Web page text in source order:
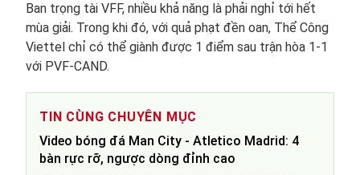
Ban trọng tài VFF, nhiều khả năng là phải nghỉ tới hết
mùa giải. Trong khi đó, với quả phạt đền oan, Thể Công
Viettel chỉ có thể giành được 1 điểm sau trận hòa 1-1
với PVF-CAND.
TIN CÙNG CHUYÊN MỤC
Video bóng đá Man City - Atletico Madrid: 4
bàn rực rỡ, ngược dòng đỉnh cao